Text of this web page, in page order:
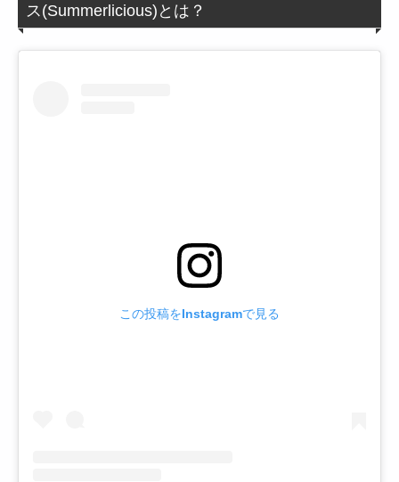
ス(Summerlicious)とは？
この投稿をInstagramで見る